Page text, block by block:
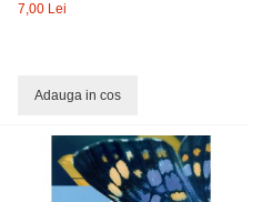
7,00 Lei
Adauga in cos